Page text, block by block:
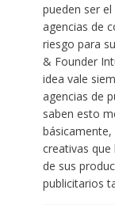
pueden ser
agencias de
riesgo para
& Founder
idea vale
agencias de
saben esto
básicamente,
creativas
de sus
publicitarios